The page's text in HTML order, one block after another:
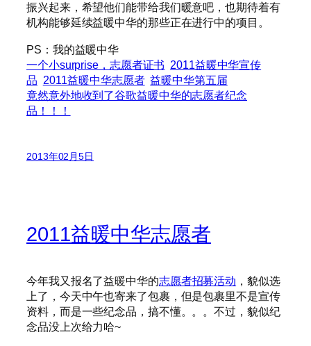
振兴起来，希望他们能带给我们暖意吧，也期待着有
机构能够延续益暖中华的那些正在进行中的项目。
PS：我的益暖中华
一个小surprise，志愿者证书 2011益暖中华宣传
品 2011益暖中华志愿者 益暖中华第五届
竟然意外地收到了谷歌益暖中华的志愿者纪念
品！！！
2013年02月5日
2011益暖中华志愿者
今年我又报名了益暖中华的志愿者招募活动 ，貌似选
上了，今天中午也寄来了包裹，但是包裹里不是宣传
资料，而是一些纪念品，搞不懂。。。不过，貌似纪
念品没上次给力哈~